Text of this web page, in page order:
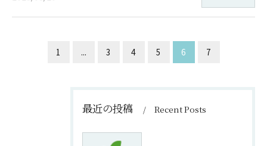
1 ... 3 4 5 6 7
最近の投稿 Recent Posts